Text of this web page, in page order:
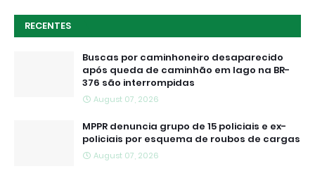
RECENTES
Buscas por caminhoneiro desaparecido
após queda de caminhão em lago na BR-
376 são interrompidas
August 07, 2026
MPPR denuncia grupo de 15 policiais e ex-
policiais por esquema de roubos de cargas
August 07, 2026